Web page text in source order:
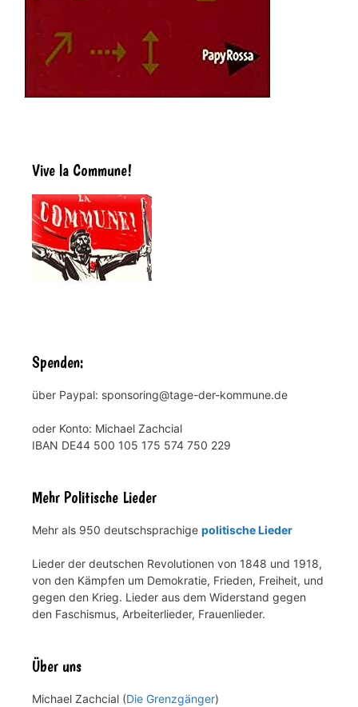
Vive la Commune!
Spenden:
über Paypal: sponsoring@tage-der-kommune.de
oder Konto: Michael Zachcial
IBAN DE44 500 105 175 574 750 229
Mehr Politische Lieder
Mehr als 950 deutschsprachige politische Lieder
Lieder der deutschen Revolutionen von 1848 und 1918,
von den Kämpfen um Demokratie, Frieden, Freiheit, und
gegen den Krieg. Lieder aus dem Widerstand gegen
den Faschismus, Arbeiterlieder, Frauenlieder.
Über uns
Michael Zachcial (Die Grenzgänger)